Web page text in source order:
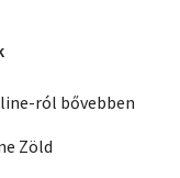
ról bővebben
Zöld